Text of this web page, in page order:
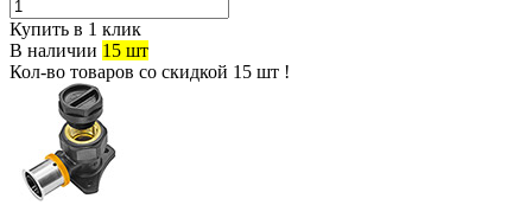
Купить в 1 клик
В наличии 15 шт
Кол-во товаров со скидкой 15 шт !